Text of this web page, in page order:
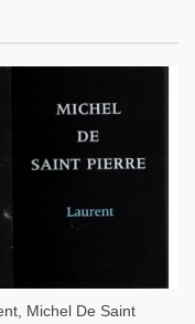
Michel De Saint